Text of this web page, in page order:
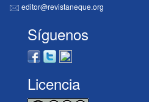
editor@revistaneque.org
Síguenos
Licencia